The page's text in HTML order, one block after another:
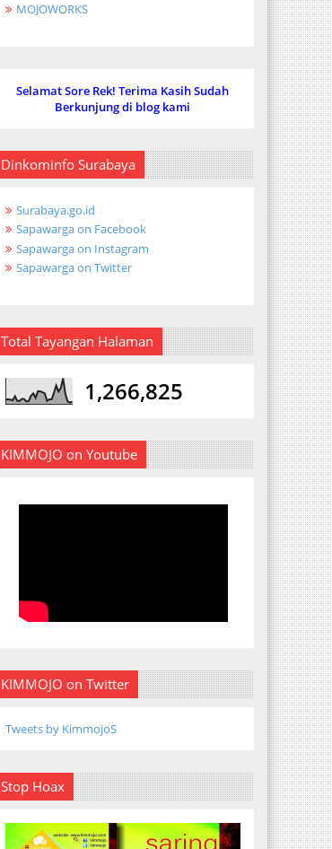
MOJOWORKS
Selamat Sore Rek! Terima Kasih Sudah
Berkunjung di blog kami
Dinkominfo Surabaya
Surabaya.go.id
Sapawarga on Facebook
Sapawarga on Instagram
Sapawarga on Twitter
Total Tayangan Halaman
1,266,825
KIMMOJO on Youtube
KIMMOJO on Twitter
Tweets by KimmojoS
Stop Hoax